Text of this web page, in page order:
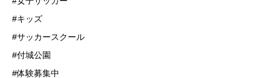
#キッズ
#サッカースクール
#付城公園
#体験募集中